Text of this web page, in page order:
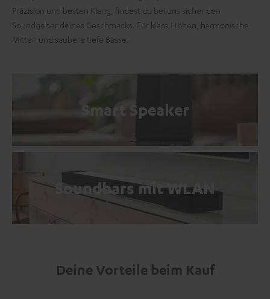
Präzision und besten Klang, findest du bei uns sicher den
Soundgeber deines Geschmacks. Für klare Höhen, harmonische
Mitten und saubere tiefe Bässe.
Smart Speaker
Soundbars mit WLAN
Deine Vorteile beim Kauf